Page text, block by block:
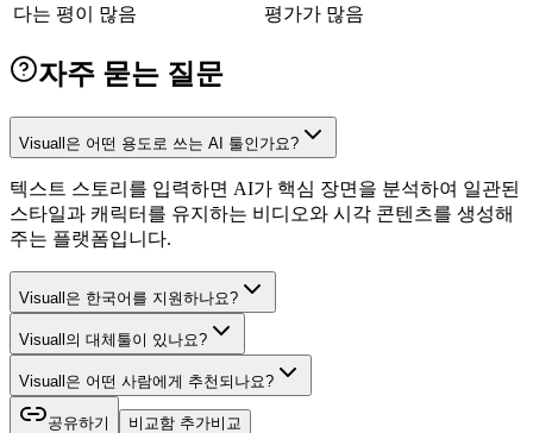
다는 평이 많음
평가가 많음
자주 묻는 질문
Visuall은 어떤 용도로 쓰는 AI 툴인가요?
텍스트 스토리를 입력하면 AI가 핵심 장면을 분석하여 일관된
스타일과 캐릭터를 유지하는 비디오와 시각 콘텐츠를 생성해
주는 플랫폼입니다.
Visuall은 한국어를 지원하나요?
Visuall의 대체툴이 있나요?
Visuall은 어떤 사람에게 추천되나요?
공유하기 비교함 추가비교